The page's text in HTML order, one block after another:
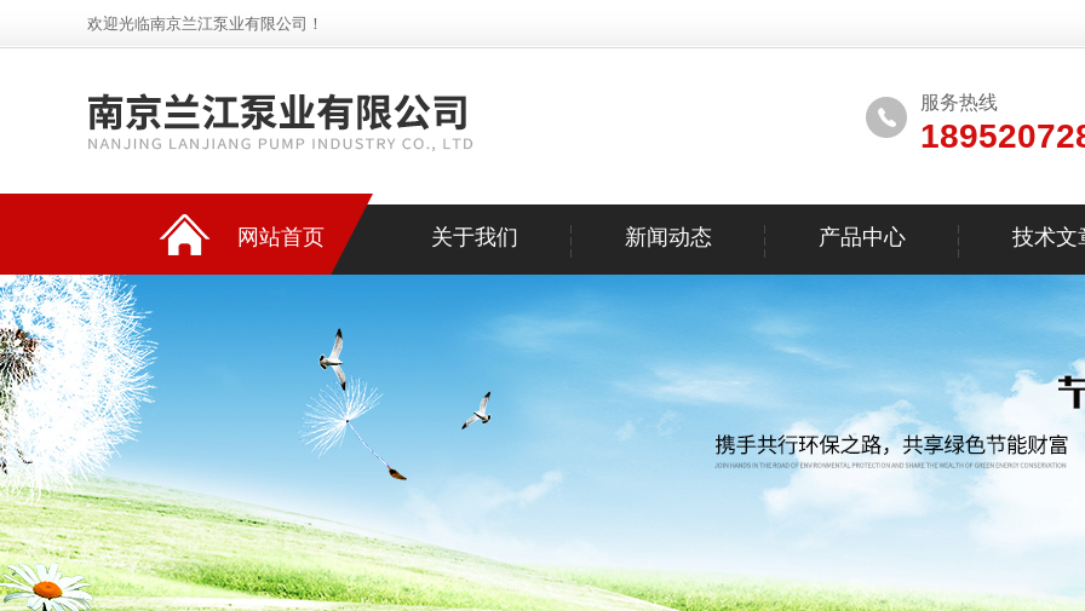
欢迎光临南京兰江泵业有限公司！
服务热线
网站首页 关于我们 新闻动态 产品中心 技术文